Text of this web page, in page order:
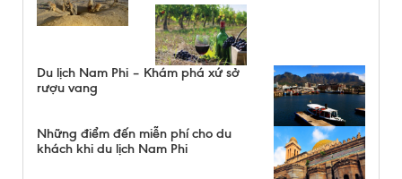
Du lịch Nam Phi – Khám phá xứ sở
rượu vang
Những điểm đến miễn phí cho du
khách khi du lịch Nam Phi